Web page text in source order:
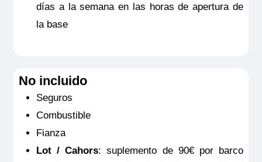
días a la semana en las horas de apertura de
la base
No incluido
Seguros
Combustible
Fianza
Lot / Cahors: suplemento de 90€ por barco